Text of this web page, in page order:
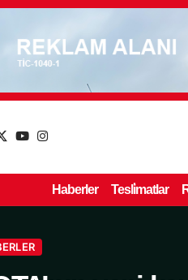
Haberler Tesli̇matlar